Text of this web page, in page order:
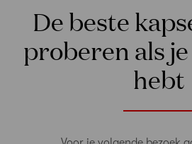
De beste
proberen als
hebt